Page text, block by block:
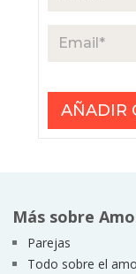
Más sobre
Parejas
Todo sobre el